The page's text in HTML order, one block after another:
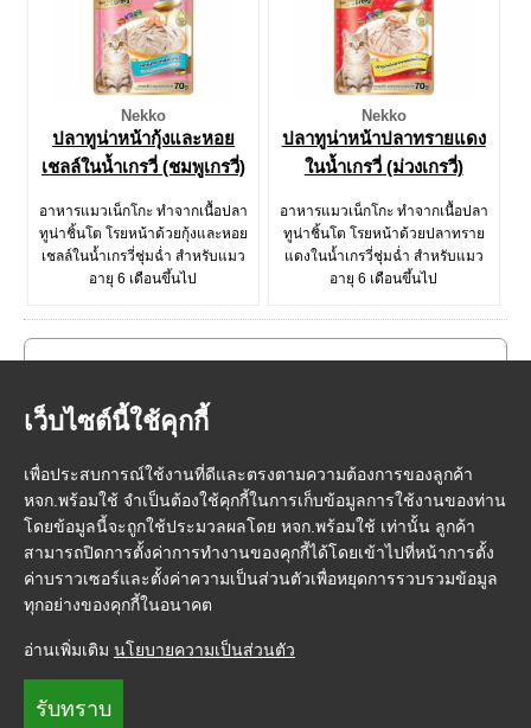
เว็บไซต์นี้ใช้คุกกี้
เพื่อประสบการณ์ใช้งานที่ดีและตรงตามความต้องการของลูกค้า
หจก.พร้อมใช้ จำเป็นต้องใช้คุกกี้ในการเก็บข้อมูลการใช้งานของท่าน
โดยข้อมูลนี้จะถูกใช้ประมวลผลโดย หจก.พร้อมใช้ เท่านั้น ลูกค้า
สามารถปิดการตั้งค่าการทำงานของคุกกี้ได้โดยเข้าไปที่หน้าการตั้ง
ค่าบราวเซอร์และตั้งค่าความเป็นส่วนตัวเพื่อหยุดการรวบรวมข้อมูล
ทุกอย่างของคุกกี้ในอนาคต
อ่านเพิ่มเติม นโยบายความเป็นส่วนตัว
รับทราบ
Nekko
ปลาทูน่าหน้ากุ้งและหอย
เชลล์ในน้ำเกรวี่ (ชมพูเกรวี่)
อาหารแมวเน็กโกะ ทำจากเนื้อปลา
ทูน่าชิ้นโต โรยหน้าด้วยกุ้งและหอย
เชลล์ในน้ำเกรวี่ชุ่มฉ่ำ สำหรับแมว
อายุ 6 เดือนขึ้นไป
Nekko
ปลาทูน่าหน้าปลาทรายแดง
ในน้ำเกรวี่ (ม่วงเกรวี่)
อาหารแมวเน็กโกะ ทำจากเนื้อปลา
ทูน่าชิ้นโต โรยหน้าด้วยปลาทราย
แดงในน้ำเกรวี่ชุ่มฉ่ำ สำหรับแมว
อายุ 6 เดือนขึ้นไป
ติดต่อเรา|เกี่ยวกับเรา|ข้อกำหนดและเงื่อนไข